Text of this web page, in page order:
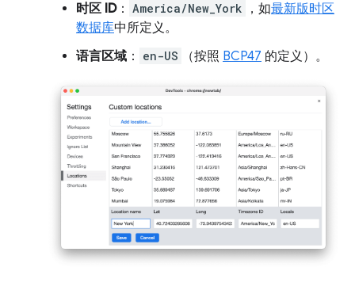
时区 ID： America/New_York ，如最新版时区
数据库中所定义。
语言区域 ： en-US （按照 BCP47 的定义）。